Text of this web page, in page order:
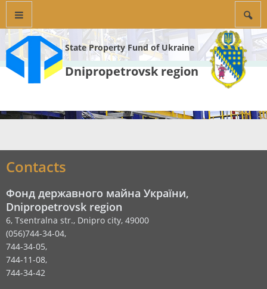
State Property Fund of Ukraine
Dnipropetrovsk region
Contacts
Фонд державного майна України,
Dnipropetrovsk region
6, Tsentralna str., Dnipro city, 49000
(056)744-34-04,
744-34-05,
744-11-08,
744-34-42